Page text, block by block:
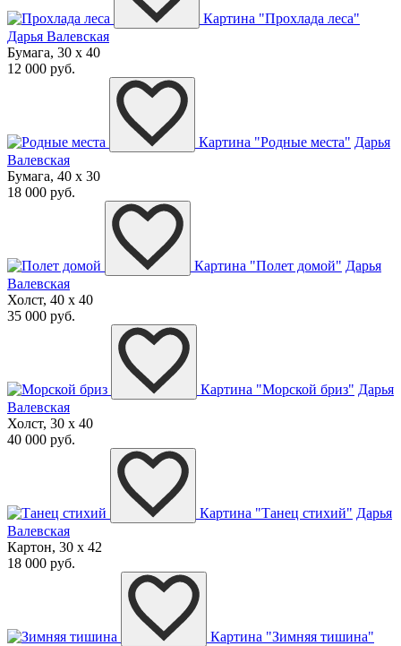
Картина "Прохлада леса"
Дарья Валевская
Бумага, 30 x 40
12 000 руб.
Картина "Родные места" Дарья
Валевская
Бумага, 40 x 30
18 000 руб.
Картина "Полет домой" Дарья
Валевская
Холст, 40 x 40
35 000 руб.
Картина "Морской бриз" Дарья
Валевская
Холст, 30 x 40
40 000 руб.
Картина "Танец стихий" Дарья
Валевская
Картон, 30 x 42
18 000 руб.
Картина "Зимняя тишина"